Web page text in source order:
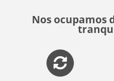
Nos ocupamos